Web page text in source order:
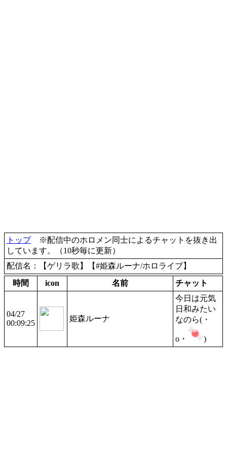
トップ※配信中のホロメン同士によるチャットを抜き出
しています。（10秒毎に更新）
配信名：【ゲリラ歌】【#姫森ルーナ/ホロライブ】
時間
icon 名前 チャット
04/27
00:09:25
姫森ルーナ
今日は元気
日和みたい
なのら(・
o・ )